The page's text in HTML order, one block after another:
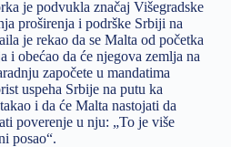
je podvukla značaj Višegradske
proširenja i podrške Srbiji na
je rekao da se Malta od početka
i obećao da će njegova zemlja na
započete u mandatima
uspeha Srbije na putu ka
i da će Malta nastojati da
poverenje u nju: „To je više
posao“.